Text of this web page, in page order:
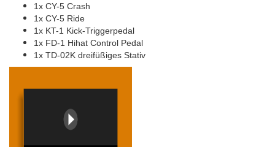
1x CY-5 Crash
1x CY-5 Ride
1x KT-1 Kick-Triggerpedal
1x FD-1 Hihat Control Pedal
1x TD-02K dreifüßiges Stativ